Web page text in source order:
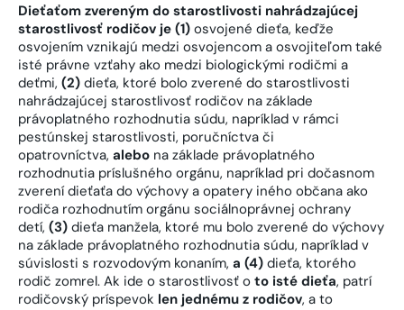
Dieťaťom zvereným do starostlivosti nahrádzajúcej
starostlivosť rodičov je (1) osvojené dieťa, keďže
osvojením vznikajú medzi osvojencom a osvojiteľom také
isté právne vzťahy ako medzi biologickými rodičmi a
deťmi, (2) dieťa, ktoré bolo zverené do starostlivosti
nahrádzajúcej starostlivosť rodičov na základe
právoplatného rozhodnutia súdu, napríklad v rámci
pestúnskej starostlivosti, poručníctva či
opatrovníctva, alebo na základe právoplatného
rozhodnutia príslušného orgánu, napríklad pri dočasnom
zverení dieťaťa do výchovy a opatery iného občana ako
rodiča rozhodnutím orgánu sociálnoprávnej ochrany
detí, (3) dieťa manžela, ktoré mu bolo zverené do výchovy
na základe právoplatného rozhodnutia súdu, napríklad v
súvislosti s rozvodovým konaním, a (4) dieťa, ktorého
rodič zomrel. Ak ide o starostlivosť o to isté dieťa, patrí
rodičovský príspevok len jednému z rodičov, a to